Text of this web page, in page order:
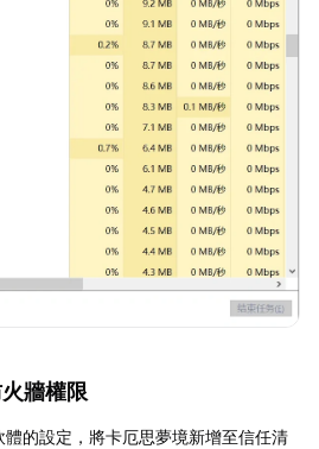
牆權限
的設定，將卡厄思夢境新增至信任清